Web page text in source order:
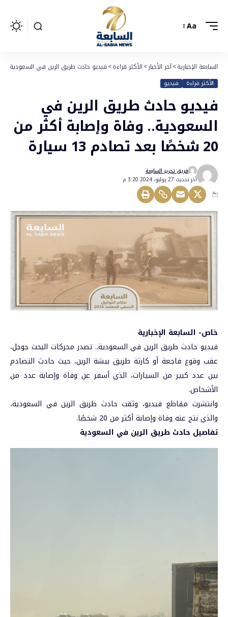
Aa
السابعة الإخبارية>آخر الأخبار>الأكثر قراءة>فيديو حادث طريق الرين في السعودية.. وفاة وإصابة أكثر
الأكثر قراءة فيديو
فيديو حادث طريق الرين في
السعودية.. وفاة وإصابة أكثر من
20 شخصًا بعد تصادم 13 سيارة
أخر تحديث 27 يوليو، 2024 3:20 م
فريق تحرير السابعة
خاص- السابعة الإخبارية
فيديو حادث طريق الرين في السعودية.. تصدر محركات البحث جوجل،
عقب وقوع فاجعة أو كارثة طريق بيشة الرين، حيث حادث التصادم
بين عدد كبير من السيارات، الذي أسفر عن وفاة وإصابة عدد من
الأشخاص.
وانتشرت مقاطع فيديو، وثقت حادث طريق الرين في السعودية،
والذي نتج عنه وفاة وإصابة أكثر من 20 شخصًا.
تفاصيل حادث طريق الرين في السعودية